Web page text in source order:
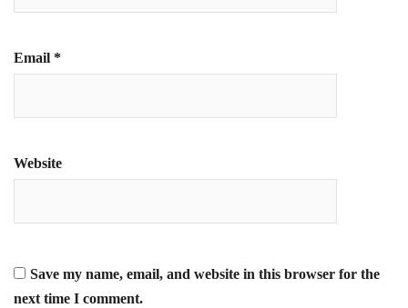
Email *
Website
Save my name, email, and website in this browser for the
next time I comment.